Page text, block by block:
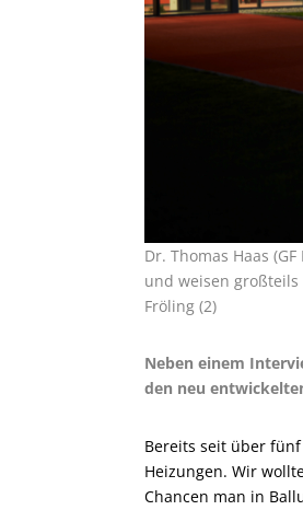
Dr. Thomas Haas
und weisen großteils
Fröling (2)
Neben einem
den neu
Bereits seit über
Heizungen. Wir
Chancen man in